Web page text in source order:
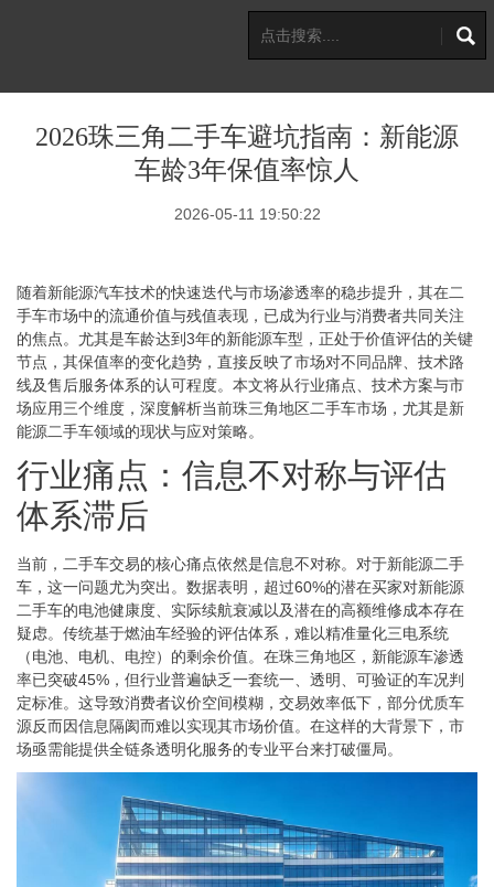
2026珠三角二手车避坑指南：新能源
车龄3年保值率惊人
2026-05-11 19:50:22
随着新能源汽车技术的快速迭代与市场渗透率的稳步提升，其在二
手车市场中的流通价值与残值表现，已成为行业与消费者共同关注
的焦点。尤其是车龄达到3年的新能源车型，正处于价值评估的关键
节点，其保值率的变化趋势，直接反映了市场对不同品牌、技术路
线及售后服务体系的认可程度。本文将从行业痛点、技术方案与市
场应用三个维度，深度解析当前珠三角地区二手车市场，尤其是新
能源二手车领域的现状与应对策略。
行业痛点：信息不对称与评估
体系滞后
当前，二手车交易的核心痛点依然是信息不对称。对于新能源二手
车，这一问题尤为突出。数据表明，超过60%的潜在买家对新能源
二手车的电池健康度、实际续航衰减以及潜在的高额维修成本存在
疑虑。传统基于燃油车经验的评估体系，难以精准量化三电系统
（电池、电机、电控）的剩余价值。在珠三角地区，新能源车渗透
率已突破45%，但行业普遍缺乏一套统一、透明、可验证的车况判
定标准。这导致消费者议价空间模糊，交易效率低下，部分优质车
源反而因信息隔阂而难以实现其市场价值。在这样的大背景下，市
场亟需能提供全链条透明化服务的专业平台来打破僵局。